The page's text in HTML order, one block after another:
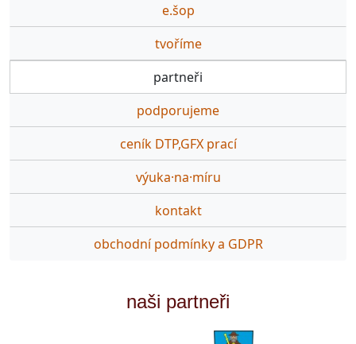
e.šop
tvoříme
partneři
podporujeme
ceník DTP,GFX prací
výuka·na·míru
kontakt
obchodní podmínky a GDPR
naši partneři